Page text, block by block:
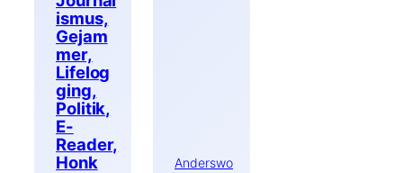
ismus,
Gejam
mer,
Lifelog
ging,
Politik,
E-
Reader,
Honk
Anderswo